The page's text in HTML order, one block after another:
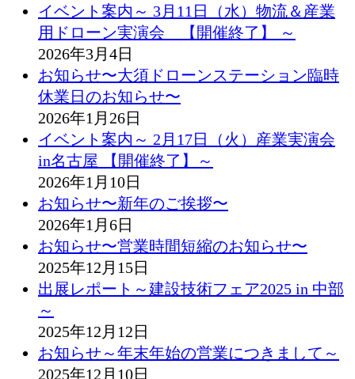
イベント案内～ 3月11日（水）物流＆産業
用ドローン実演会 【開催終了】 ～
2026年3月4日
お知らせ〜大須ドローンステーション臨時
休業日のお知らせ〜
2026年1月26日
イベント案内～ 2月17日（火）産業実演会
in名古屋 【開催終了】～
2026年1月10日
お知らせ〜新年のご挨拶〜
2026年1月6日
お知らせ〜営業時間短縮のお知らせ〜
2025年12月15日
出展レポート～建設技術フェア2025 in 中部
～
2025年12月12日
お知らせ～年末年始の営業につきまして～
2025年12月10日